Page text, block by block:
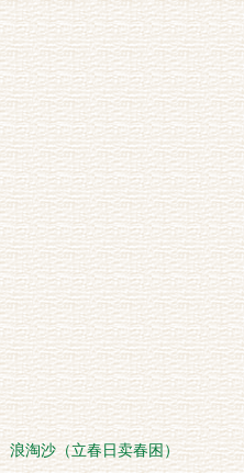
浪淘沙（立春日卖春困）